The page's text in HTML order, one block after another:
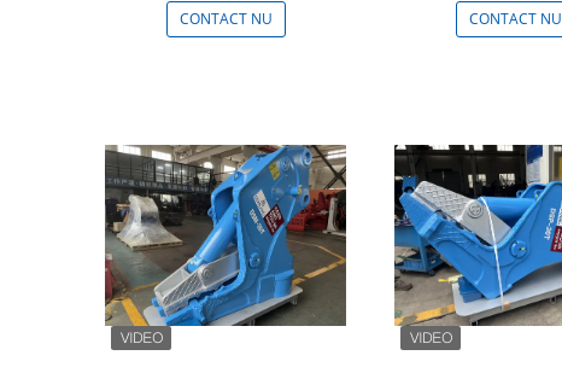
CONTACT NU CONTACT NU